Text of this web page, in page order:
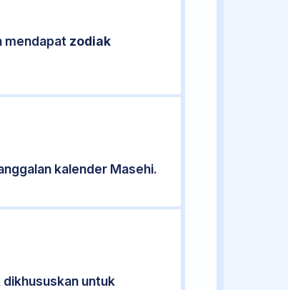
mendapat zodiak
kalender Masehi.
untuk